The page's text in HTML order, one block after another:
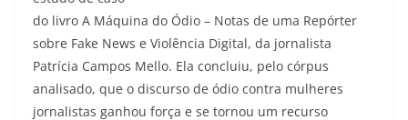
do livro A Máquina do Ódio – Notas de uma Repórter
sobre Fake News e Violência Digital, da jornalista
Patrícia Campos Mello. Ela concluiu, pelo córpus
analisado, que o discurso de ódio contra mulheres
jornalistas ganhou força e se tornou um recurso